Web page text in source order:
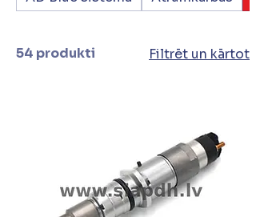
54 produkti Filtrēt un kārtot